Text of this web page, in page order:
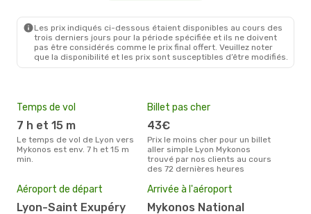
Les prix indiqués ci-dessous étaient disponibles au cours des
trois derniers jours pour la période spécifiée et ils ne doivent
pas être considérés comme le prix final offert. Veuillez noter
que la disponibilité et les prix sont susceptibles d’être modifiés.
Temps de vol
7 h et 15 m
Le temps de vol de Lyon vers
Mykonos est env. 7 h et 15 m
min.
Billet pas cher
43€
Prix le moins cher pour un billet
aller simple Lyon Mykonos
trouvé par nos clients au cours
des 72 dernières heures
Aéroport de départ
Lyon-Saint Exupéry
Arrivée à l'aéroport
Mykonos National